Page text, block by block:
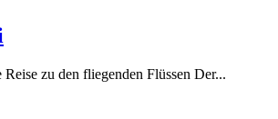
zu den fliegenden Flüssen Der...